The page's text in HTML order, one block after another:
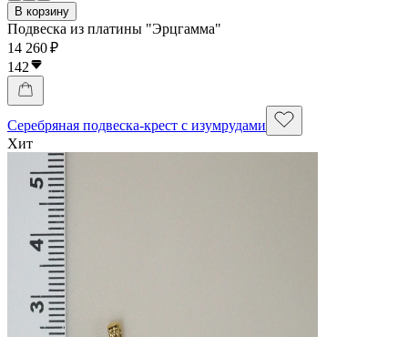
В корзину
Подвеска из платины "Эрцгамма"
14 260 ₽
142
Серебряная подвеска-крест с изумрудами
Хит